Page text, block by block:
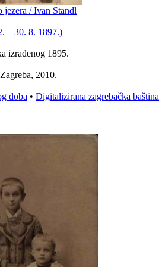
/ Ivan Standl
– 30. 8. 1897.)
izrađenog 1895.
2010.
doba • Digitalizirana zagrebačka baština